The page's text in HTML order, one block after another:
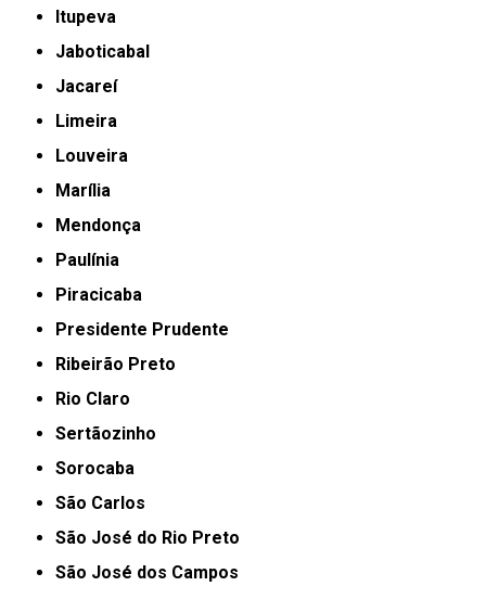
Itupeva
Jaboticabal
Jacareí
Limeira
Louveira
Marília
Mendonça
Paulínia
Piracicaba
Presidente Prudente
Ribeirão Preto
Rio Claro
Sertãozinho
Sorocaba
São Carlos
São José do Rio Preto
São José dos Campos